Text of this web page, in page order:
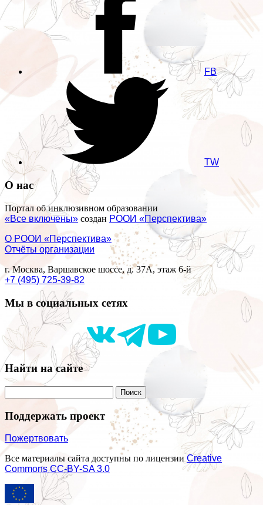
FB
TW
О нас
Портал об инклюзивном образовании
«Все включены» создан РООИ «Перспектива»
О РООИ «Перспектива»
Отчёты организации
г. Москва, Варшавское шоссе, д. 37А, этаж 6-й
+7 (495) 725-39-82
Мы в социальных сетях
Найти на сайте
Поддержать проект
Пожертвовать
Все материалы сайта доступны по лицензии Creative
Commons СС-BY-SA 3.0